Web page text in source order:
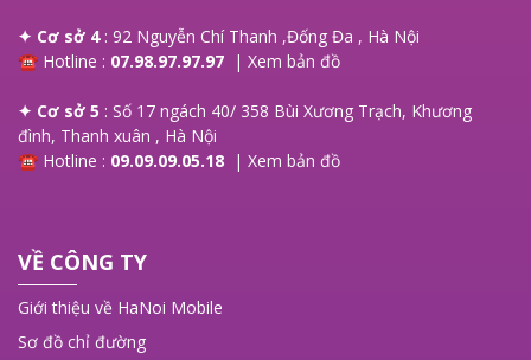
✦ Cơ sở 4: 92 Nguyễn Chí Thanh ,Đống Đa , Hà Nội
☎ Hotline : 07.98.97.97.97 | Xem bản đồ
✦ Cơ sở 5 : Số 17 ngách 40/ 358 Bùi Xương Trạch, Khương
đình, Thanh xuân , Hà Nội
☎ Hotline : 09.09.09.05.18 | Xem bản đồ
VỀ CÔNG TY
Giới thiệu về HaNoi Mobile
Sơ đồ chỉ đường